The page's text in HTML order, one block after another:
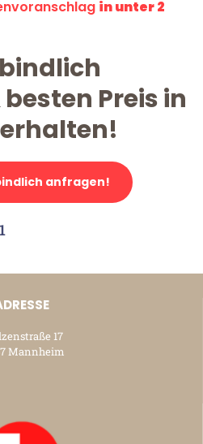
in unter 2
Preis in
anfragen!
17
Mannheim